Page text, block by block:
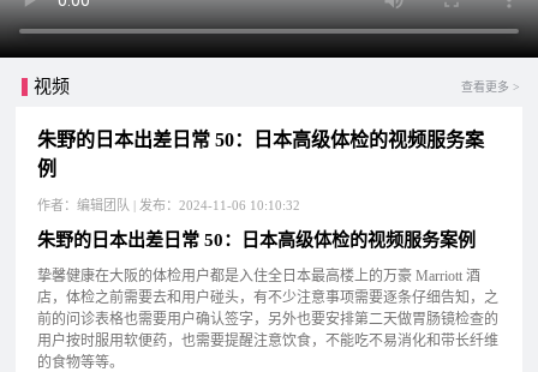
视频 查看更多 >
朱野的日本出差日常 50：日本高级体检的视频服务案
例
作者：编辑团队 | 发布：2024-11-06 10:10:32
朱野的日本出差日常 50：日本高级体检的视频服务案例
挚馨健康在大阪的体检用户都是入住全日本最高楼上的万豪 Marriott 酒
店，体检之前需要去和用户碰头，有不少注意事项需要逐条仔细告知，之
前的问诊表格也需要用户确认签字，另外也要安排第二天做胃肠镜检查的
用户按时服用软便药，也需要提醒注意饮食，不能吃不易消化和带长纤维
的食物等等。